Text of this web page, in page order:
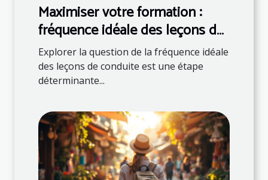
Maximiser votre formation :
fréquence idéale des leçons de
conduite
Explorer la question de la fréquence idéale
des leçons de conduite est une étape
déterminante...